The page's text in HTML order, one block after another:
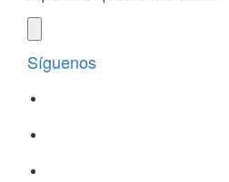
Síguenos